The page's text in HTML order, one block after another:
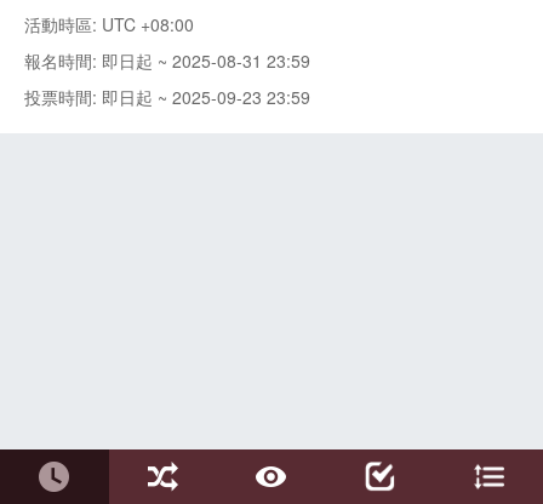
活動時區: UTC +08:00
報名時間: 即日起 ~ 2025-08-31 23:59
投票時間: 即日起 ~ 2025-09-23 23:59